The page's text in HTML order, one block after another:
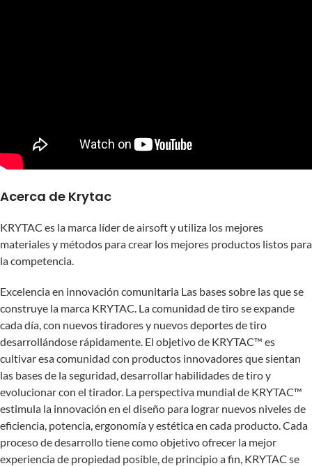
Acerca de Krytac
KRYTAC es la marca líder de airsoft y utiliza los mejores
materiales y métodos para crear los mejores productos listos para
la competencia.
Excelencia en innovación comunitaria Las bases sobre las que se
construye la marca KRYTAC. La comunidad de tiro se expande
cada día, con nuevos tiradores y nuevos deportes de tiro
desarrollándose rápidamente. El objetivo de KRYTAC™ es
cultivar esa comunidad con productos innovadores que sientan
las bases de la seguridad, desarrollar habilidades de tiro y
evolucionar con el tirador. La perspectiva mundial de KRYTAC™
estimula la innovación en el diseño para lograr nuevos niveles de
eficiencia, potencia, ergonomía y estética en cada producto. Cada
proceso de desarrollo tiene como objetivo ofrecer la mejor
experiencia de propiedad posible, de principio a fin, KRYTAC se